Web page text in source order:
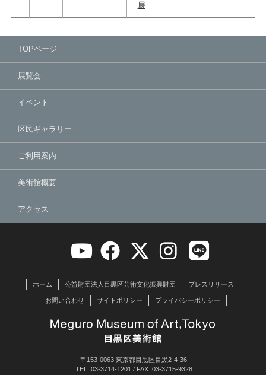
展
TOPページ
展覧会
イベント
区民ギャラリー
ご利用案内
美術館概要
アクセス
ホーム 公益財団法人目黒区芸術文化振興財団 プレスリリース
お問い合わせ サイトポリシー プライバシーポリシー
〒153-0063 東京都目黒区目黒2-4-36
TEL: 03-3714-1201 / FAX: 03-3715-9328